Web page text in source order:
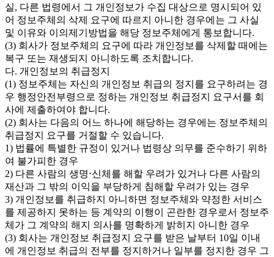
실, 다른 법령에서 그 개인정보가 수집 대상으로 명시되어 있
어 정보주체의 삭제 요구에 따르지 아니한 경우에는 그 사실
및 이유와 이의제기방법을 해당 정보주체에게 통보합니다.
(3) 회사가 정보주체의 요구에 따라 개인정보를 삭제할 때에는
복구 또는 재생되지 아니하도록 조치합니다.
다. 개인정보의 취급정지
(1) 정보주체는 자신의 개인정보 취급의 정지를 요구하려는 경
우 행정안전부령으로 정하는 개인정보 취급정지 요구서를 회
사에 제출하여야 합니다.
(2) 회사는 다음의 어느 하나에 해당하는 경우에는 정보주체의
취급정지 요구를 거절할 수 있습니다.
1) 법률에 특별한 규정이 있거나 법령상 의무를 준수하기 위하
여 불가피한 경우
2) 다른 사람의 생명⋅신체를 해할 우려가 있거나 다른 사람의
재산과 그 밖의 이익을 부당하게 침해할 우려가 있는 경우
3) 개인정보를 취급하지 아니하면 정보주체와 약정한 서비스
를 제공하지 못하는 등 계약의 이행이 곤란한 경우로서 정보주
체가 그 계약의 해지 의사를 명확하게 밝히지 아니한 경우
(3) 회사는 개인정보 취급정지 요구를 받은 날부터 10일 이내
에 개인정보 취급의 전부를 정지하거나 일부를 정지한 경우 그